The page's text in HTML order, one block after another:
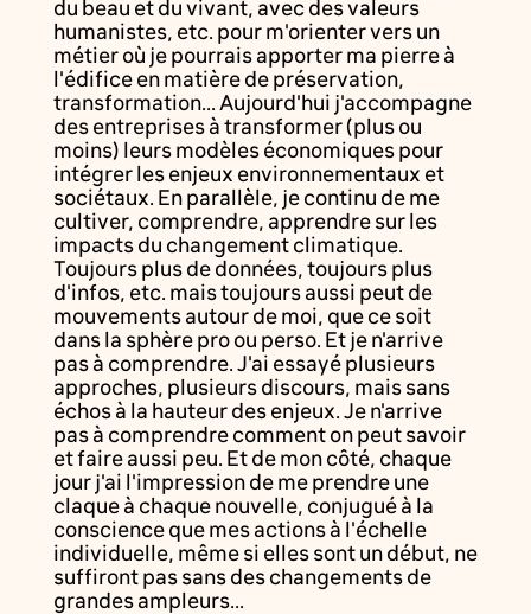
du beau et du vivant, avec des valeurs
humanistes, etc. pour m'orienter vers un
métier où je pourrais apporter ma pierre à
l'édifice en matière de préservation,
transformation... Aujourd'hui j'accompagne
des entreprises à transformer (plus ou
moins) leurs modèles économiques pour
intégrer les enjeux environnementaux et
sociétaux. En parallèle, je continu de me
cultiver, comprendre, apprendre sur les
impacts du changement climatique.
Toujours plus de données, toujours plus
d'infos, etc. mais toujours aussi peut de
mouvements autour de moi, que ce soit
dans la sphère pro ou perso. Et je n'arrive
pas à comprendre. J'ai essayé plusieurs
approches, plusieurs discours, mais sans
échos à la hauteur des enjeux. Je n'arrive
pas à comprendre comment on peut savoir
et faire aussi peu. Et de mon côté, chaque
jour j'ai l'impression de me prendre une
claque à chaque nouvelle, conjugué à la
conscience que mes actions à l'échelle
individuelle, même si elles sont un début, ne
suffiront pas sans des changements de
grandes ampleurs...